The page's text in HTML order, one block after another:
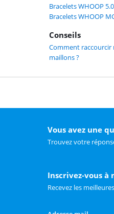
Bracelets WHOOP 5.0
Bracelets WHOOP
Conseils
Comment
maillons ?
Vous avez une
Trouvez votre
Inscrivez-vous
Recevez les